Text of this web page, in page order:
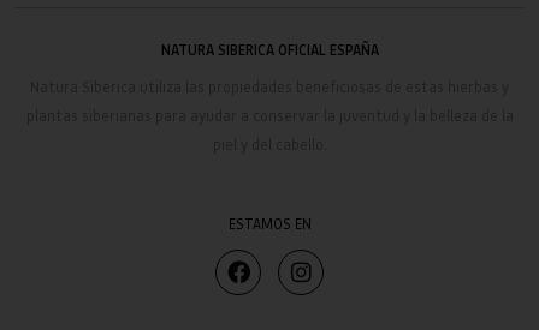
NATURA SIBERICA OFICIAL ESPAÑA
ESTAMOS EN